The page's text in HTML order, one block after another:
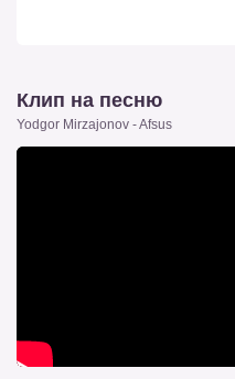
Клип на песню
Yodgor Mirzajonov - Afsus